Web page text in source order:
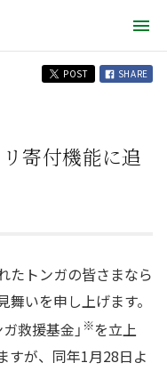
POST SHARE
寄付機能に追
たトンガの皆さまなら
いを申し上げます。
救援基金」 ※を立上
すが、同年1月28日よ